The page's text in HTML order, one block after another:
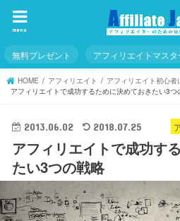
menu
無料プレゼント アフィリエイトマス
HOME アフィリエイト
アフィリエイト初心者
アフィリエイトで成功するために決めておきたい3つ
2013.06.02 2018.07.25
アフィリエイトで成功す
たい3つの戦略